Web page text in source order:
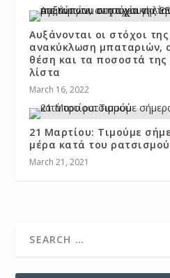
Αυξάνονται οι στόχοι
ανακύκλωση μπαταριών,
θέση και τα ποσοστά
λίστα
March 16, 2022
21 Μαρτίου: Τιμούμε
μέρα κατά του ρατσισμού
March 21, 2021